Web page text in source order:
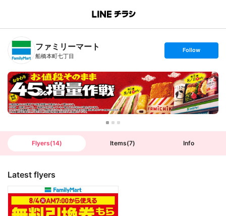
B
n
T
ファミリーマート
船橋本町七丁目
s
t
o
l
l
o
w
Follow
Flyers(14) Items(7) Info
Latest flyers